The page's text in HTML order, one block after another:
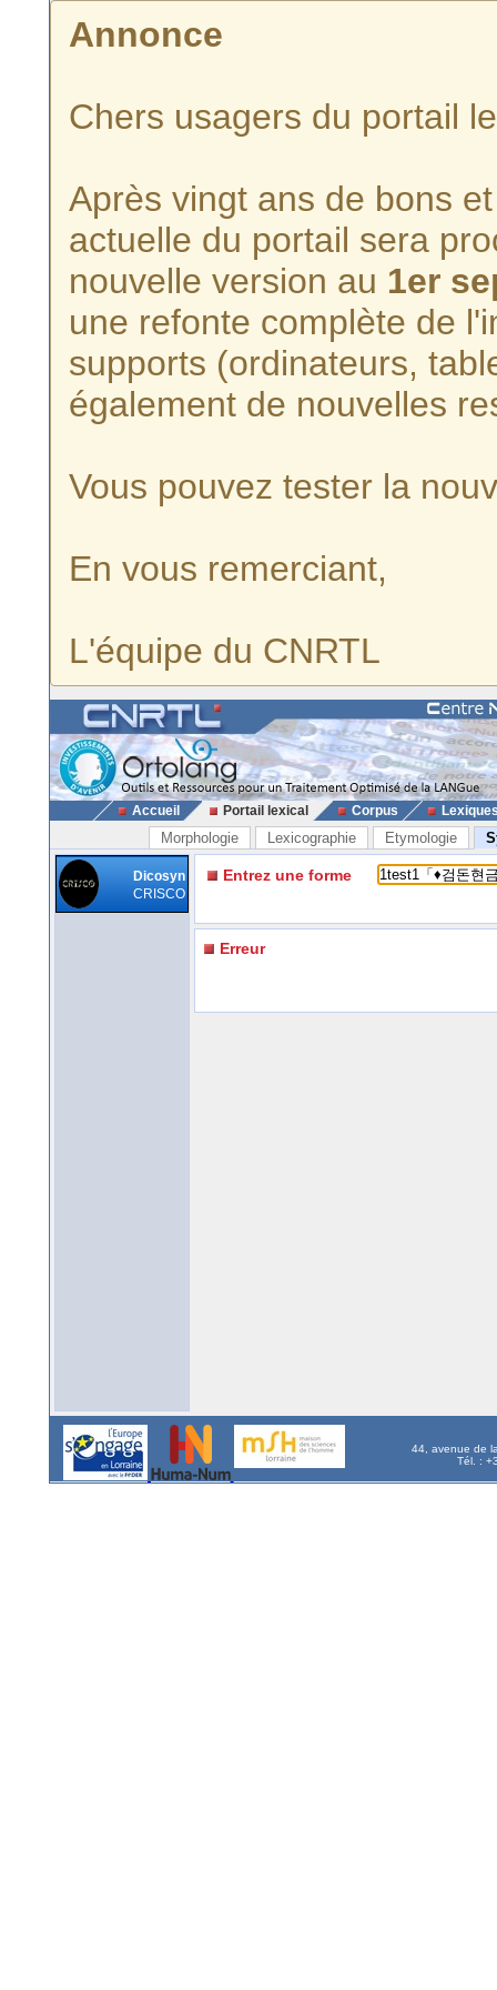
Annonce
Chers usagers du portail
Après vingt ans de bons
actuelle du portail sera
nouvelle version au 1er
une refonte complète de
supports (ordinateurs,
également de nouvelles
Vous pouvez tester la
En vous remerciant,
L'équipe du CNRTL
Accueil Portail lexical Corpus
Morphologie Lexicographie Etymologie
Dicosyn
CRISCO
Entrez une forme
Erreur
44, avenue de
Tél. :